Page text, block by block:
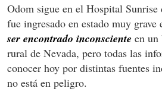
Odom sigue en el Hospital Sunrise
fue ingresado en estado muy
ser encontrado inconsciente en un
rural de Nevada, pero todas las
conocer hoy por distintas fuentes
no está en peligro.